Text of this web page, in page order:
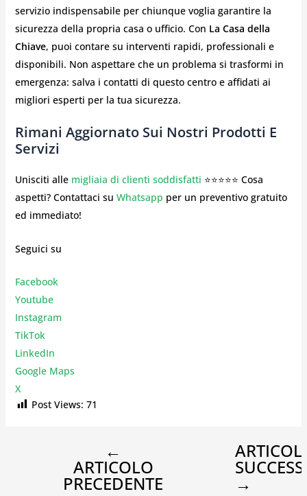
servizio indispensabile per chiunque voglia garantire la
sicurezza della propria casa o ufficio. Con La Casa della
Chiave, puoi contare su interventi rapidi, professionali e
disponibili. Non aspettare che un problema si trasformi in
emergenza: salva i contatti di questo centro e affidati ai
migliori esperti per la tua sicurezza.
Rimani Aggiornato Sui Nostri Prodotti E
Servizi
Unisciti alle migliaia di clienti soddisfatti ⭐⭐⭐⭐⭐ Cosa
aspetti? Contattaci su Whatsapp per un preventivo gratuito
ed immediato!
Seguici su
Facebook
Youtube
Instagram
TikTok
LinkedIn
Google Maps
X
Post Views: 71
←
ARTICOLO
PRECEDENTE →